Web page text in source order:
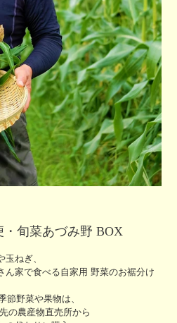
旬菜あづみ野 BOX
ねぎ、
ん家で食べる自家用 野菜のお裾分け
節野菜や果物は、
の農産物直売所から